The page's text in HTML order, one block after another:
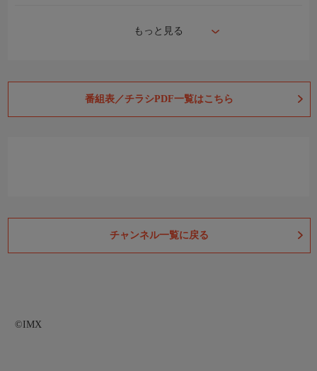
もっと見る
番組表／チラシPDF一覧はこちら
チャンネル一覧に戻る
©IMX